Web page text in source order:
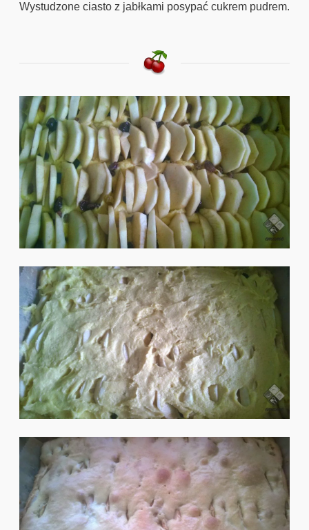
Wystudzone ciasto z jabłkami posypać cukrem pudrem.